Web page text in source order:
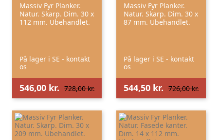
Massiv Fyr Planker.
Natur. Skarp. Dim. 30 x
112 mm. Ubehandlet.
På lager i SE - kontakt
os
546,00 kr. 728,00 kr.
Massiv Fyr Planker.
Natur. Skarp. Dim. 30 x
87 mm. Ubehandlet.
På lager i SE - kontakt
os
544,50 kr. 726,00 kr.